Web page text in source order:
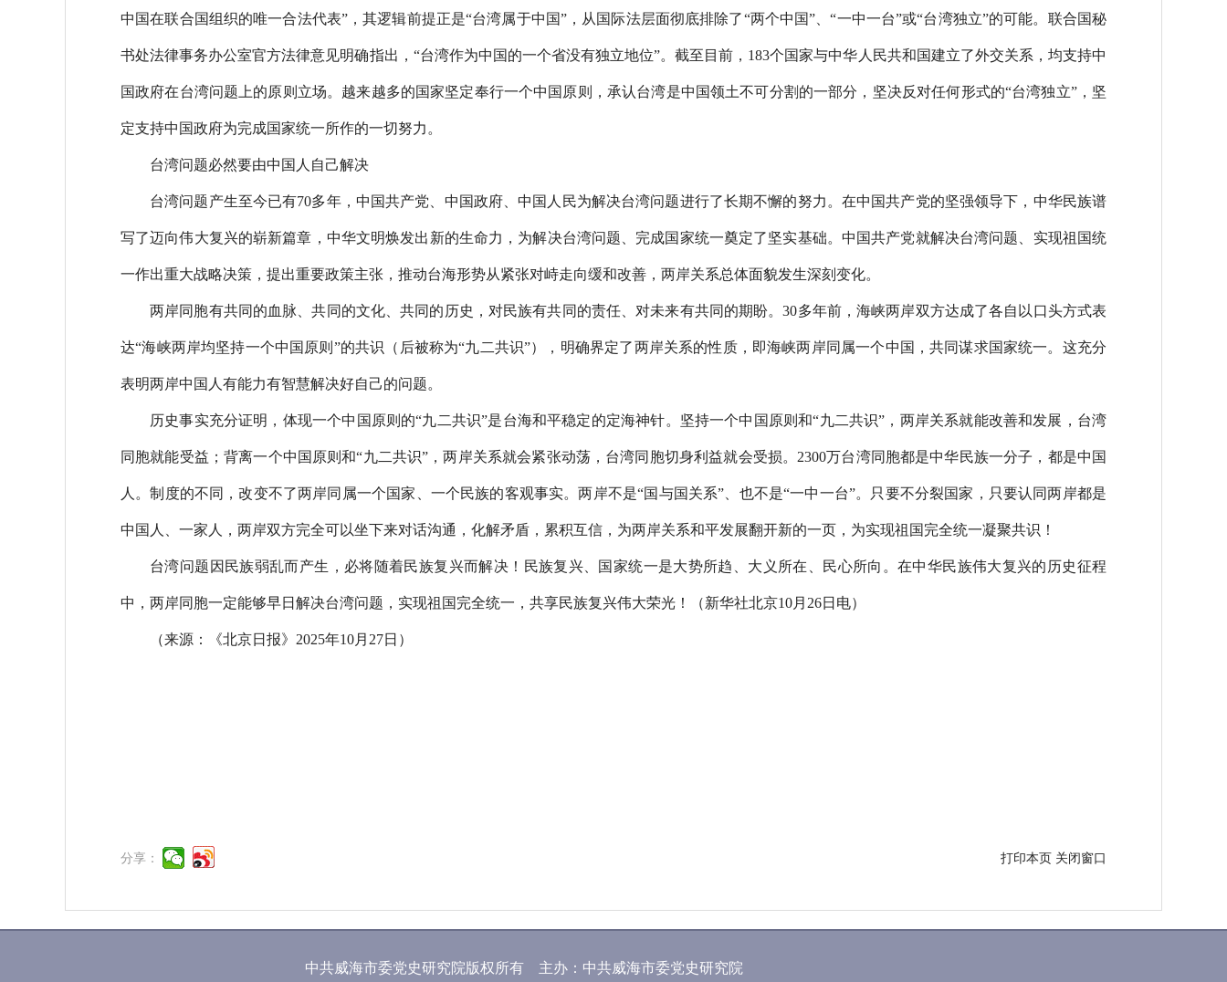
中国在联合国组织的唯一合法代表”，其逻辑前提正是“台湾属于中国”，从国际法层面彻底排除了“两个中国”、“一中一台”或“台湾独立”的可能。联合国秘
书处法律事务办公室官方法律意见明确指出，“台湾作为中国的一个省没有独立地位”。截至目前，183个国家与中华人民共和国建立了外交关系，均支持中
国政府在台湾问题上的原则立场。越来越多的国家坚定奉行一个中国原则，承认台湾是中国领土不可分割的一部分，坚决反对任何形式的“台湾独立”，坚
定支持中国政府为完成国家统一所作的一切努力。
台湾问题必然要由中国人自己解决
台湾问题产生至今已有70多年，中国共产党、中国政府、中国人民为解决台湾问题进行了长期不懈的努力。在中国共产党的坚强领导下，中华民族谱
写了迈向伟大复兴的崭新篇章，中华文明焕发出新的生命力，为解决台湾问题、完成国家统一奠定了坚实基础。中国共产党就解决台湾问题、实现祖国统
一作出重大战略决策，提出重要政策主张，推动台海形势从紧张对峙走向缓和改善，两岸关系总体面貌发生深刻变化。
两岸同胞有共同的血脉、共同的文化、共同的历史，对民族有共同的责任、对未来有共同的期盼。30多年前，海峡两岸双方达成了各自以口头方式表
达“海峡两岸均坚持一个中国原则”的共识（后被称为“九二共识”），明确界定了两岸关系的性质，即海峡两岸同属一个中国，共同谋求国家统一。这充分
表明两岸中国人有能力有智慧解决好自己的问题。
历史事实充分证明，体现一个中国原则的“九二共识”是台海和平稳定的定海神针。坚持一个中国原则和“九二共识”，两岸关系就能改善和发展，台湾
同胞就能受益；背离一个中国原则和“九二共识”，两岸关系就会紧张动荡，台湾同胞切身利益就会受损。2300万台湾同胞都是中华民族一分子，都是中国
人。制度的不同，改变不了两岸同属一个国家、一个民族的客观事实。两岸不是“国与国关系”、也不是“一中一台”。只要不分裂国家，只要认同两岸都是
中国人、一家人，两岸双方完全可以坐下来对话沟通，化解矛盾，累积互信，为两岸关系和平发展翻开新的一页，为实现祖国完全统一凝聚共识！
台湾问题因民族弱乱而产生，必将随着民族复兴而解决！民族复兴、国家统一是大势所趋、大义所在、民心所向。在中华民族伟大复兴的历史征程
中，两岸同胞一定能够早日解决台湾问题，实现祖国完全统一，共享民族复兴伟大荣光！（新华社北京10月26日电）
（来源：《北京日报》2025年10月27日）
分享： 打印本页 关闭窗口
中共威海市委党史研究院版权所有 主办：中共威海市委党史研究院